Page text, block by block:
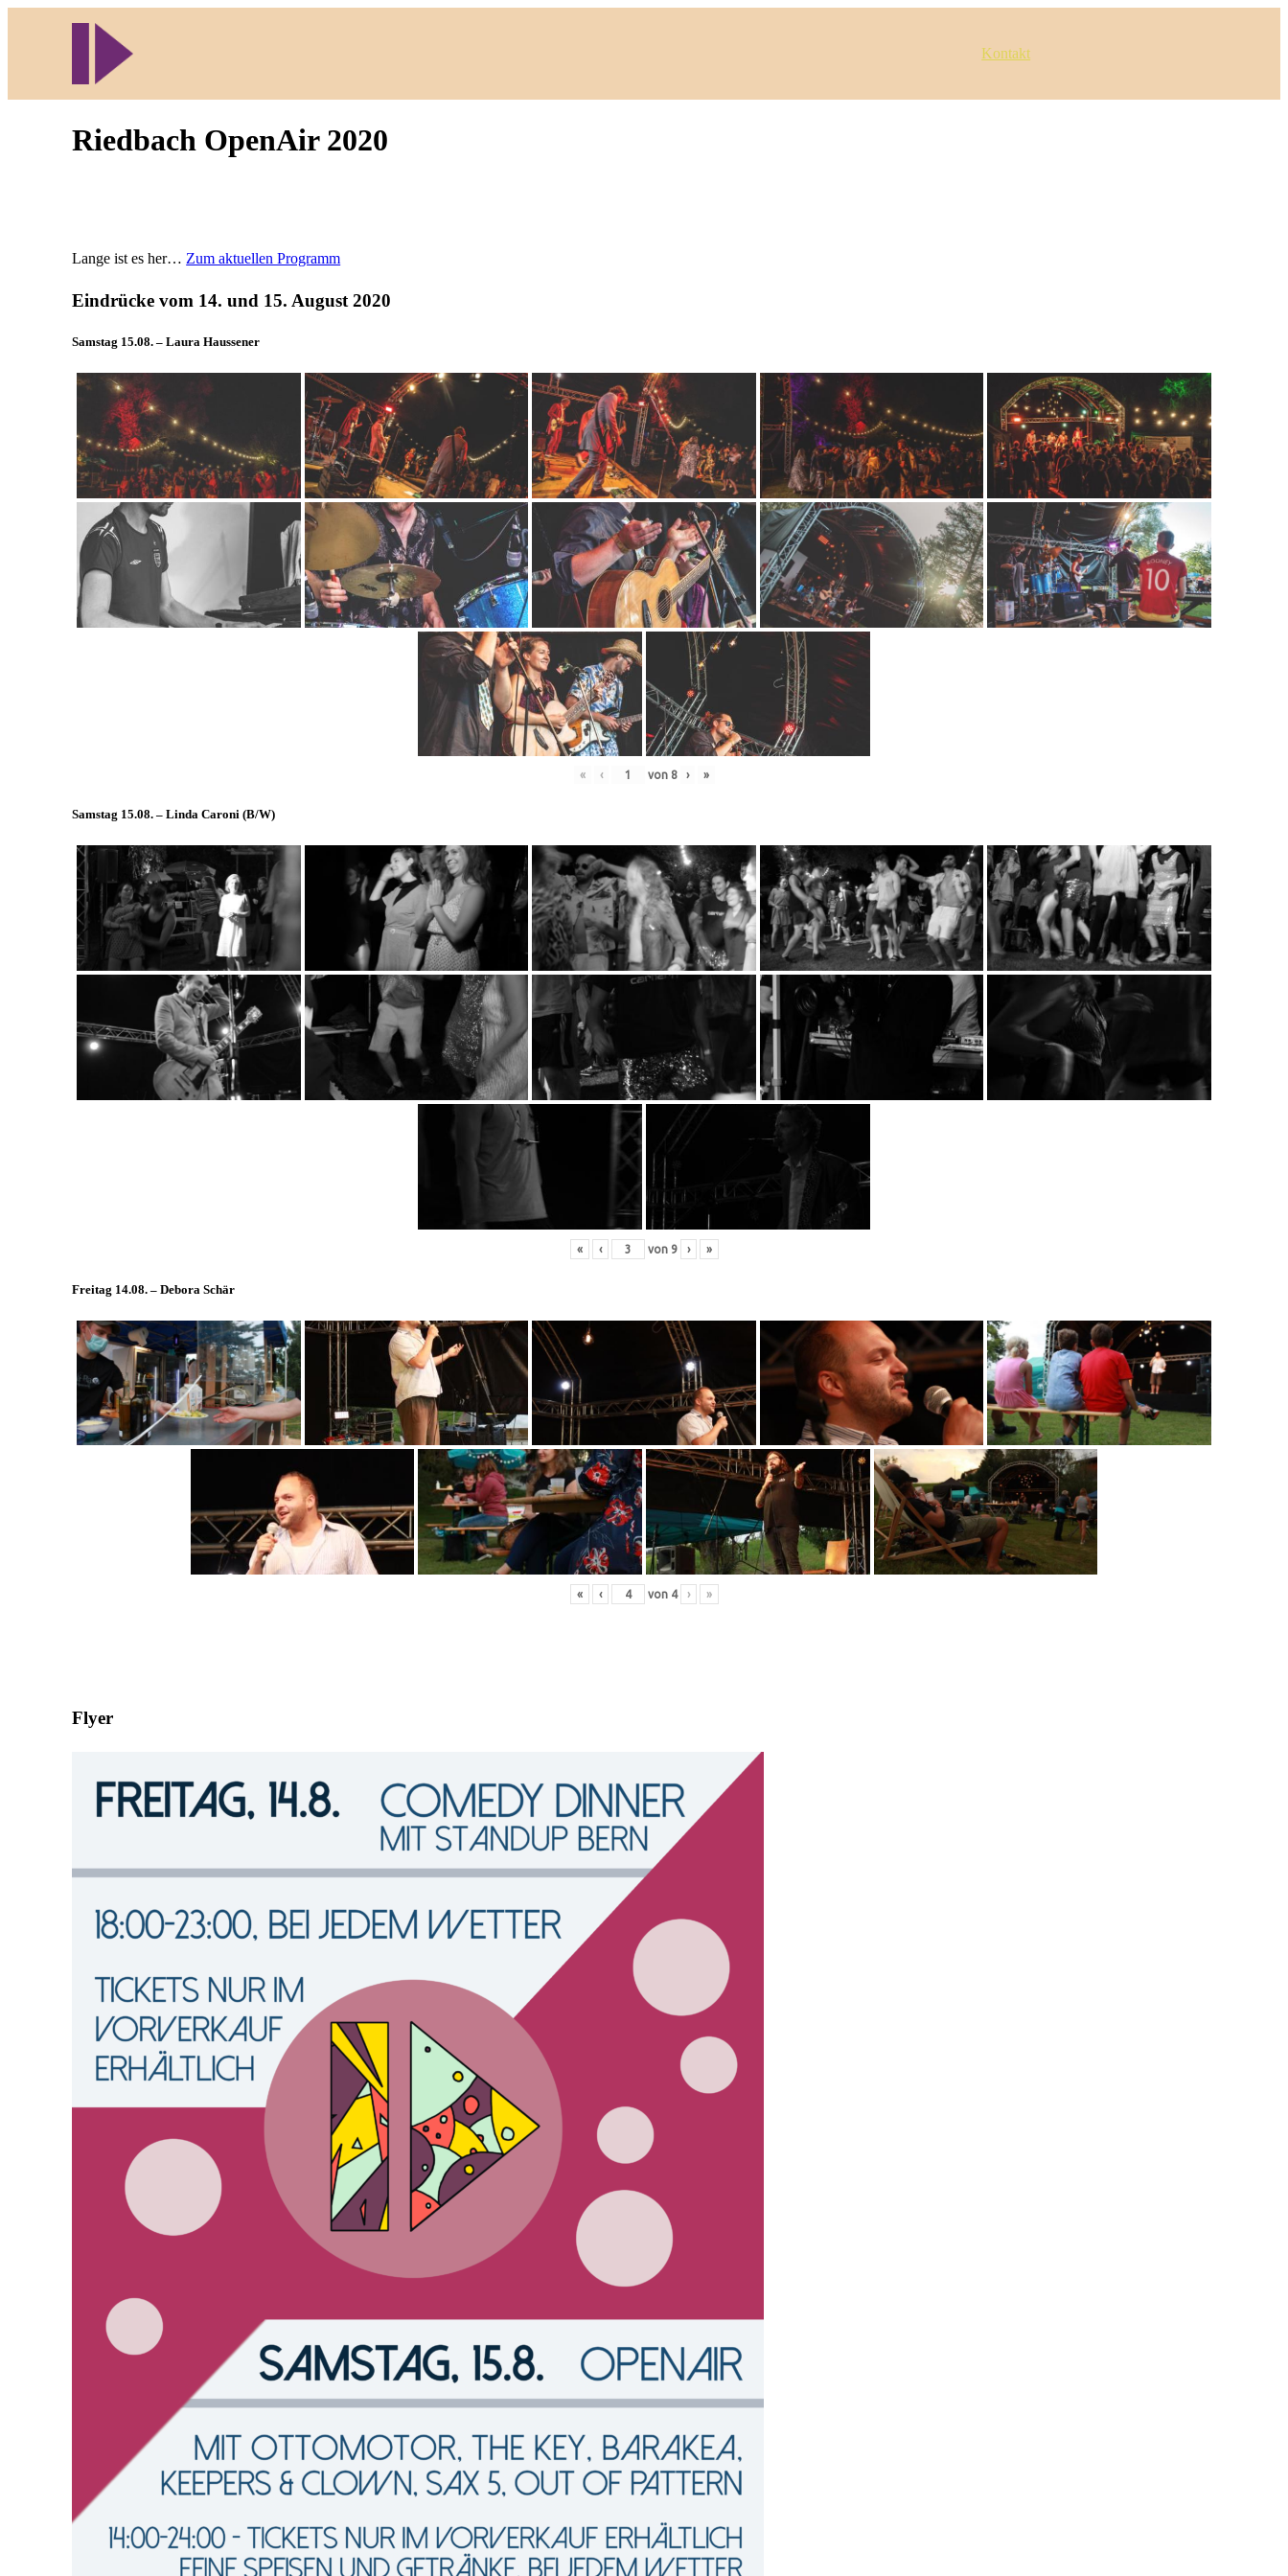
Kontakt
Riedbach OpenAir 2020
Lange ist es her… Zum aktuellen Programm
Eindrücke vom 14. und 15. August 2020
Samstag 15.08. – Laura Haussener
« ‹ von 8 › »
Samstag 15.08. – Linda Caroni (B/W)
« ‹ von 9 › »
Freitag 14.08. – Debora Schär
« ‹ von 4 › »
Flyer